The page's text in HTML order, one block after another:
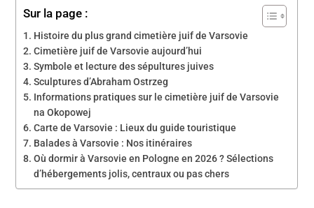
Sur la page :
Histoire du plus grand cimetière juif de Varsovie
Cimetière juif de Varsovie aujourd’hui
Symbole et lecture des sépultures juives
Sculptures d’Abraham Ostrzeg
Informations pratiques sur le cimetière juif de Varsovie
na Okopowej
Carte de Varsovie : Lieux du guide touristique
Balades à Varsovie : Nos itinéraires
Où dormir à Varsovie en Pologne en 2026 ? Sélections
d’hébergements jolis, centraux ou pas chers